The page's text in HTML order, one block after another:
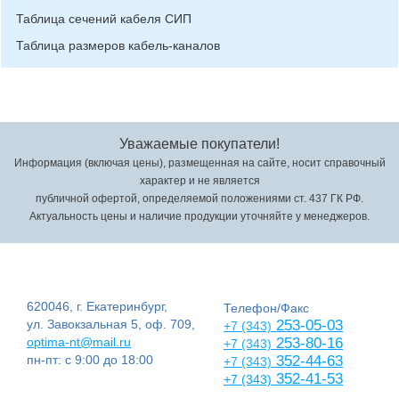
Таблица сечений кабеля СИП
Таблица размеров кабель-каналов
Уважаемые покупатели!
Информация (включая цены), размещенная на сайте, носит справочный
характер и не является
публичной офертой, определяемой положениями ст. 437 ГК РФ.
Актуальность цены и наличие продукции уточняйте у менеджеров.
620046, г. Екатеринбург,
ул. Завокзальная 5, оф. 709,
optima-nt@mail.ru
пн-пт: с 9:00 до 18:00
Телефон/Факс
+7 (343) 253-05-03
+7 (343) 253-80-16
+7 (343) 352-44-63
+7 (343) 352-41-53